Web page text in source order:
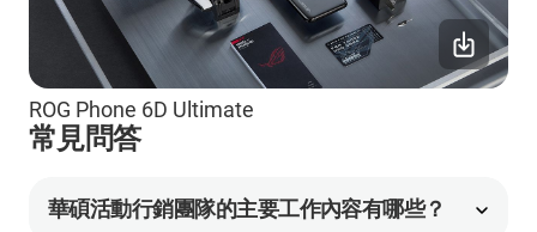
ROG Phone 6D Ultimate
常見問答
華碩活動行銷團隊的主要工作內容有哪些？